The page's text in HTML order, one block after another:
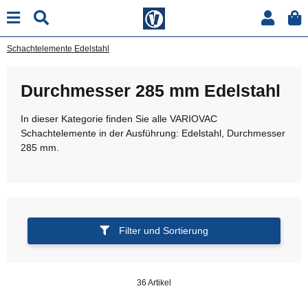
Schachtelemente Edelstahl
Durchmesser 285 mm Edelstahl
In dieser Kategorie finden Sie alle VARIOVAC
Schachtelemente in der Ausführung: Edelstahl, Durchmesser
285 mm.
Filter und Sortierung
36 Artikel